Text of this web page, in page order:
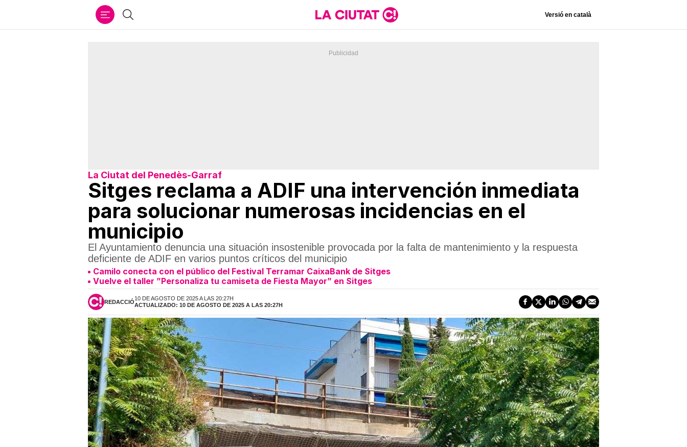
Buscar Versió en català
La Ciutat del Penedès-Garraf
Sitges reclama a ADIF una intervención inmediata
para solucionar numerosas incidencias en el
municipio
El Ayuntamiento denuncia una situación insostenible provocada por la falta de mantenimiento y la respuesta
deficiente de ADIF en varios puntos críticos del municipio
Camilo conecta con el público del Festival Terramar CaixaBank de Sitges
Vuelve el taller ”Personaliza tu camiseta de Fiesta Mayor” en Sitges
REDACCIÓ
10 DE AGOSTO DE 2025 A LAS 20:27H
ACTUALIZADO: 10 DE AGOSTO DE 2025 A LAS 20:27H